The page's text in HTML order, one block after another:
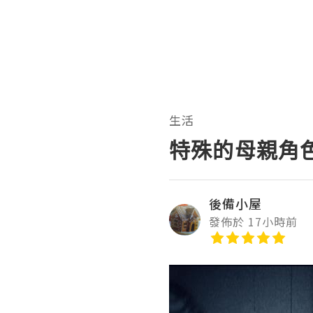
生活
特殊的母親角
後備小屋
發佈於 17小時前